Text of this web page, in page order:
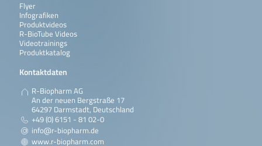
Flyer
Infografiken
Produktvideos
R-BioTube Videos
Videotrainings
Produktkatalog
Kontaktdaten
R-Biopharm AG
An der neuen Bergstraße 17
64297 Darmstadt, Deutschland
+49 (0) 6151 - 81 02-0
info@r-biopharm.de
www.r-biopharm.com